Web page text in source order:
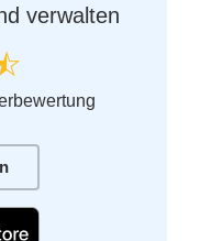
verwalten